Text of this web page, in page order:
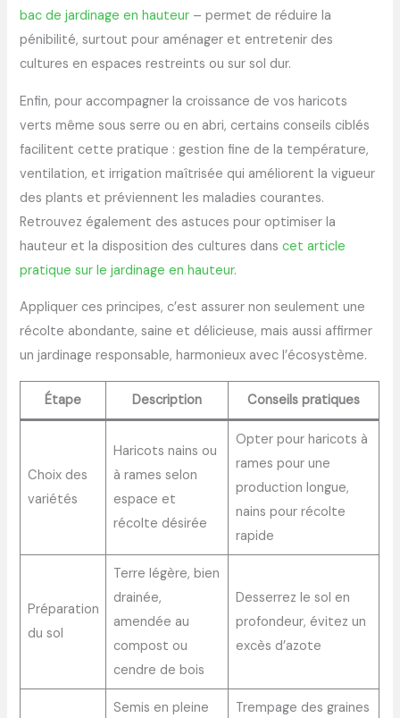
bac de jardinage en hauteur – permet de réduire la
pénibilité, surtout pour aménager et entretenir des
cultures en espaces restreints ou sur sol dur.
Enfin, pour accompagner la croissance de vos haricots
verts même sous serre ou en abri, certains conseils ciblés
facilitent cette pratique : gestion fine de la température,
ventilation, et irrigation maîtrisée qui améliorent la vigueur
des plants et préviennent les maladies courantes.
Retrouvez également des astuces pour optimiser la
hauteur et la disposition des cultures danscet article
pratique sur le jardinage en hauteur.
Appliquer ces principes, c’est assurer non seulement une
récolte abondante, saine et délicieuse, mais aussi affirmer
un jardinage responsable, harmonieux avec l’écosystème.
Étape Description Conseils pratiques
Choix des
variétés
Haricots nains ou
à rames selon
espace et
récolte désirée
Opter pour haricots à
rames pour une
production longue,
nains pour récolte
rapide
Préparation
du sol
Terre légère, bien
drainée,
amendée au
compost ou
cendre de bois
Desserrez le sol en
profondeur, évitez un
excès d’azote
Semis en pleine
Trempage des graines